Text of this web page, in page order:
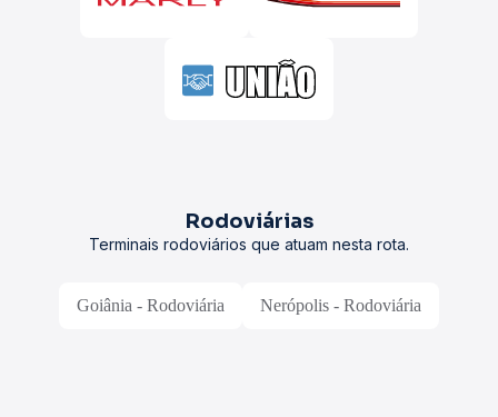
Rodoviárias
Terminais rodoviários que atuam nesta rota.
Goiânia - Rodoviária Nerópolis - Rodoviária